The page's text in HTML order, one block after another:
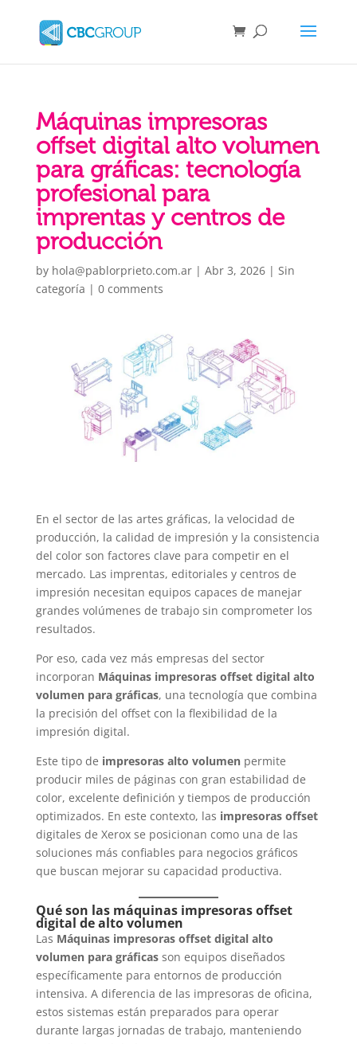
Máquinas impresoras
offset digital alto volumen
para gráficas: tecnología
profesional para
imprentas y centros de
producción
by hola@pablorprieto.com.ar| Abr 3, 2026| Sin
categoría | 0 comments
En el sector de las artes gráficas, la velocidad de
producción, la calidad de impresión y la consistencia
del color son factores clave para competir en el
mercado. Las imprentas, editoriales y centros de
impresión necesitan equipos capaces de manejar
grandes volúmenes de trabajo sin comprometer los
resultados.
Por eso, cada vez más empresas del sector
incorporan Máquinas impresoras offset digital alto
volumen para gráficas, una tecnología que combina
la precisión del offset con la flexibilidad de la
impresión digital.
Este tipo de impresoras alto volumenpermite
producir miles de páginas con gran estabilidad de
color, excelente definición y tiempos de producción
optimizados. En este contexto, las impresoras offset
digitales de Xerox se posicionan como una de las
soluciones más confiables para negocios gráficos
que buscan mejorar su capacidad productiva.
Qué son las máquinas impresoras offset
digital de alto volumen
Las Máquinas impresoras offset digital alto
volumen para gráficasson equipos diseñados
específicamente para entornos de producción
intensiva. A diferencia de las impresoras de oficina,
estos sistemas están preparados para operar
durante largas jornadas de trabajo, manteniendo